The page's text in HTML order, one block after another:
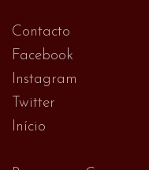
Contacto
Facebook
Instagram
Twitter
Início